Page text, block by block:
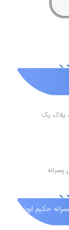
پلاک یک
حکیم ابونصر